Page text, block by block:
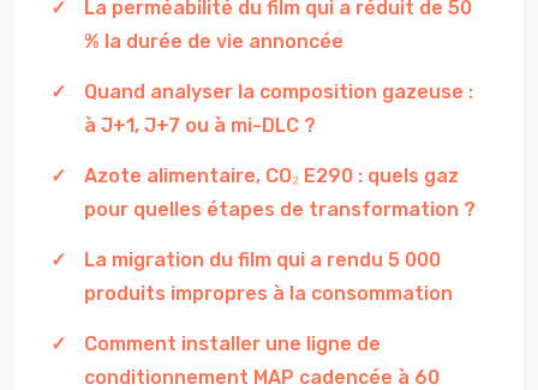
La perméabilité du film qui a réduit de 50
% la durée de vie annoncée
Quand analyser la composition gazeuse :
à J+1, J+7 ou à mi-DLC ?
Azote alimentaire, CO₂ E290 : quels gaz
pour quelles étapes de transformation ?
La migration du film qui a rendu 5 000
produits impropres à la consommation
Comment installer une ligne de
conditionnement MAP cadencée à 60